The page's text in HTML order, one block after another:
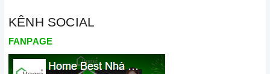
KÊNH SOCIAL
FANPAGE